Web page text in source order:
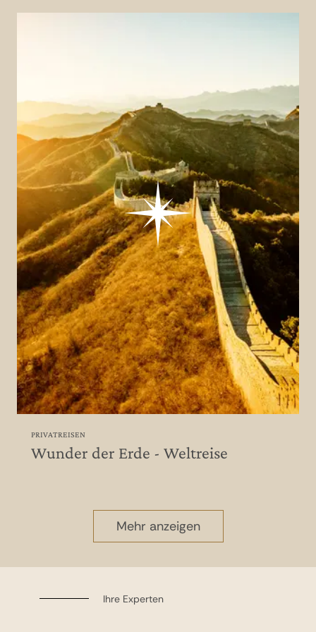
PRIVATREISEN
Wunder der Erde - Weltreise
Mehr anzeigen
Ihre Experten